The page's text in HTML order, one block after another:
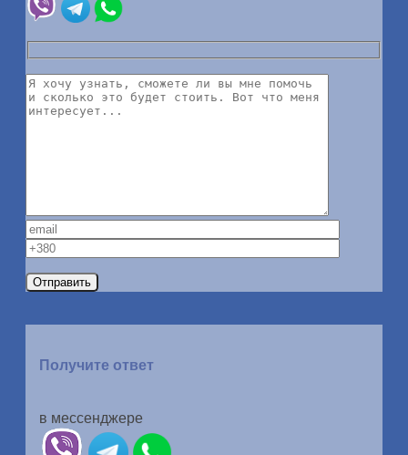
Получите ответ
в мессенджере